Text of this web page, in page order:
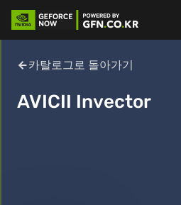
카탈로그로 돌아가기
AVICII Invector